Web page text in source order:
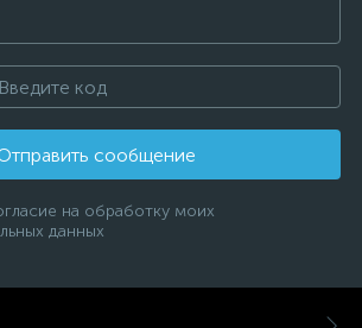
сообщение
на обработку моих
данных